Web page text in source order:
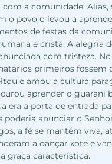
a comunidade. Aliás,
o povo o levou a
de festas da
e cristã. A alegria
com tristeza. No
primeiros fossem
e amou a cultura
aprender o guarani
era a porta de entrada
poderia anunciar o
a fé se mantém viva,
a dançar xote e
graça característica.